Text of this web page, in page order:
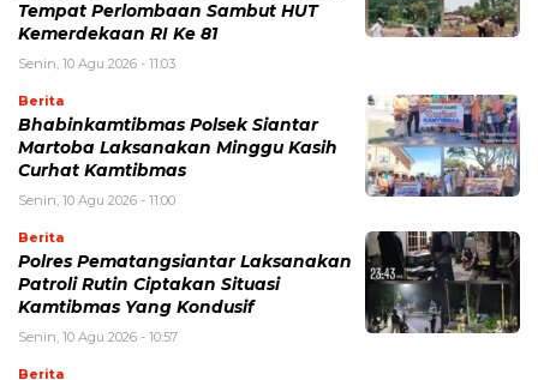
Tempat Perlombaan Sambut HUT
Kemerdekaan RI Ke 81
Senin, 10 Agu 2026 - 11:03
Berita
Bhabinkamtibmas Polsek Siantar
Martoba Laksanakan Minggu Kasih
Curhat Kamtibmas
Senin, 10 Agu 2026 - 11:00
Berita
Polres Pematangsiantar Laksanakan
Patroli Rutin Ciptakan Situasi
Kamtibmas Yang Kondusif
Senin, 10 Agu 2026 - 10:57
Berita